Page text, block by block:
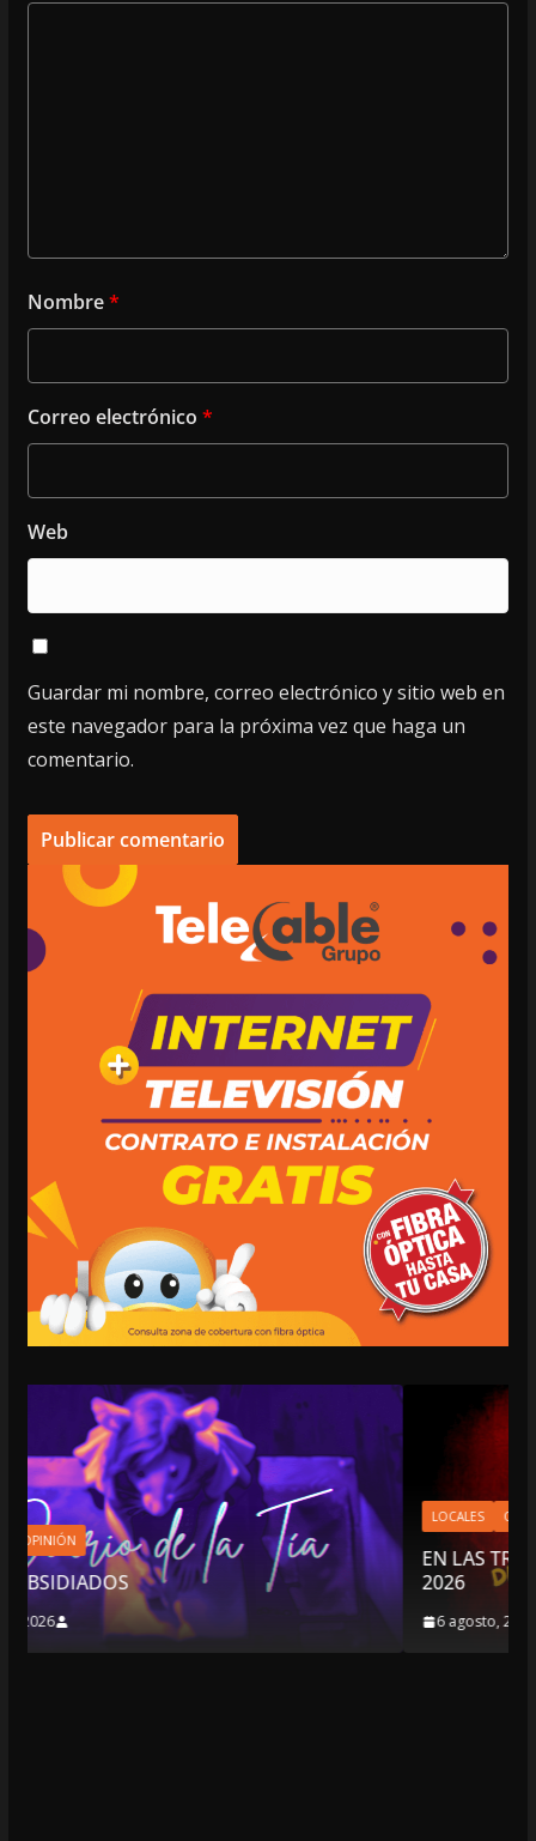
Nombre*
Correo electrónico *
Web
Guardar mi nombre, correo electrónico y sitio web en
este navegador para la próxima vez que haga un
comentario.
LOCALES OPINIÓN
EN LAS TRIPAS DEL JAGUAR: 06 DE
2026
6 agosto, 2026